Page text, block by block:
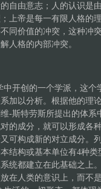
自由意志；人的认识是
上帝是每一有限人格的
同价值的冲突，这种冲
人格的内部冲突。
开创的一个学派，这个
加以分析。根据他的理
-斯特劳斯所提出的体系
的成分，就可以形成各
可构成新的对立成分。
结构或基本单位有4种
统都建立在此基础之上
在人类的意识上，而不